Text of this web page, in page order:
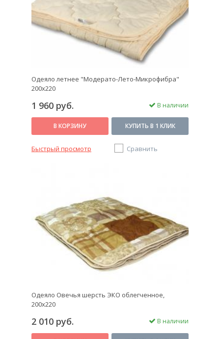
Одеяло летнее "Модерато-Лето-Микрофибра"
200х220
1 960 руб. В наличии
В КОРЗИНУ КУПИТЬ В 1 КЛИК
Быстрый просмотр Сравнить
Одеяло Овечья шерсть ЭКО облегченное,
200x220
2 010 руб. В наличии